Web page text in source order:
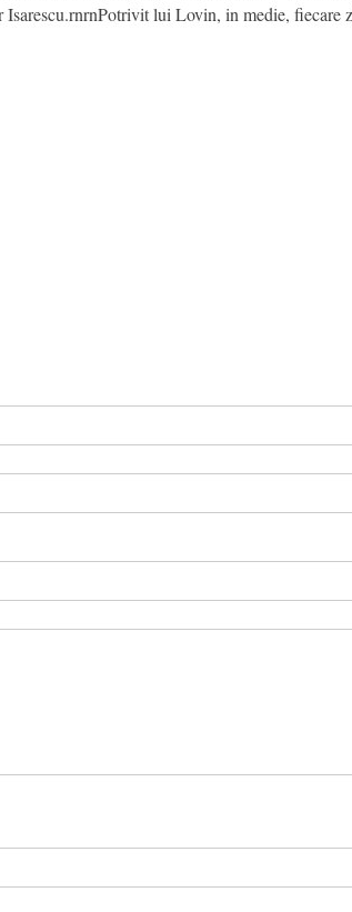
lui Lovin, in medie,